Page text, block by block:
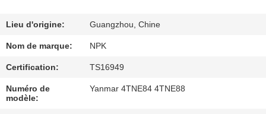
CONTRÔLE
DE
LA
QUALITÉ
Lieu d'origine: Guangzhou, Chine
Nom de marque: NPK
Certification: TS16949
Numéro de
modèle:
Yanmar 4TNE84 4TNE88